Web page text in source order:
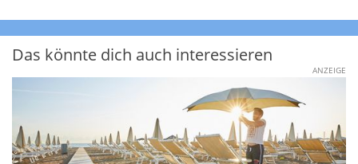
Das könnte dich auch interessieren
ANZEIGE